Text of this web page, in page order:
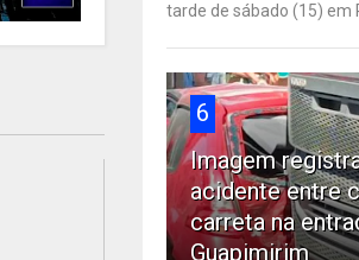
tarde de sábado (15) em
6
Imagem
acidente entre
carreta na
Guapimirim